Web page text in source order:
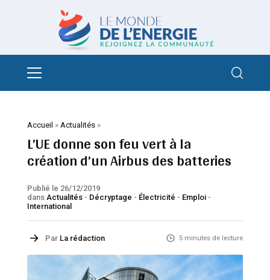
Accueil » Actualités»
L’UE donne son feu vert à la
création d’un Airbus des batteries
Publié le 26/12/2019
dans Actualités- Décryptage - Électricité - Emploi-
International
Par La rédaction 5 minutes de lecture